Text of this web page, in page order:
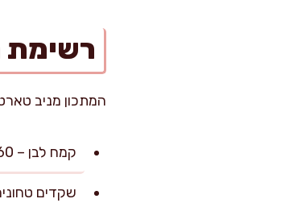
רשימת
המתכון מניב טארט אחד בקוטר 24 ס”מ (כ-10 מנות יפות
קמח לבן – 260 גרם (מסונן, עבור הבסיס)
שקדים טחונים – 60 גרם (דק, מעניקים עומק וטעם